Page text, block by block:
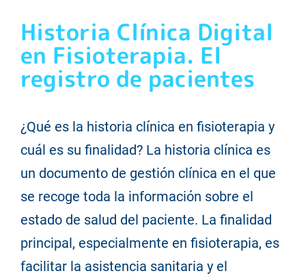
SERVICIOS DIGITALES
MANUAL APP
BLOG
Historia Clínica Digital
en Fisioterapia. El
registro de pacientes
¿Qué es la historia clínica en fisioterapia y
cuál es su finalidad? La historia clínica es
un documento de gestión clínica en el que
se recoge toda la información sobre el
estado de salud del paciente. La finalidad
principal, especialmente en fisioterapia, es
facilitar la asistencia sanitaria y el